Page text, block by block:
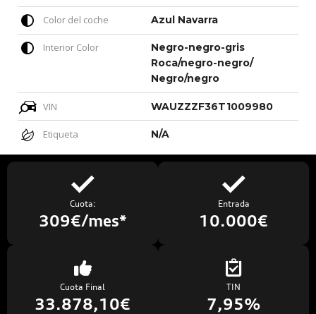
Color del coche Azul Navarra
Interior Color
Negro-negro-gris
Roca/negro-negro/
Negro/negro
VIN WAUZZZF36T1009980
Etiqueta N/A
Cuota:
309€/mes*
Entrada
10.000€
Cuota Final
33.878,10€
TIN
7,95%